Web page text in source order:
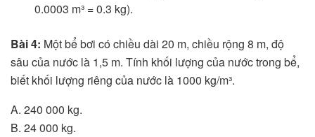
0.0003 m³ = 0.3 kg).
Bài 4: Một bể bơi có chiều dài 20 m, chiều rộng 8 m, độ
sâu của nước là 1,5 m. Tính khối lượng của nước trong bể,
biết khối lượng riêng của nước là 1000 kg/m³.
A. 240 000 kg.
B. 24 000 kg.